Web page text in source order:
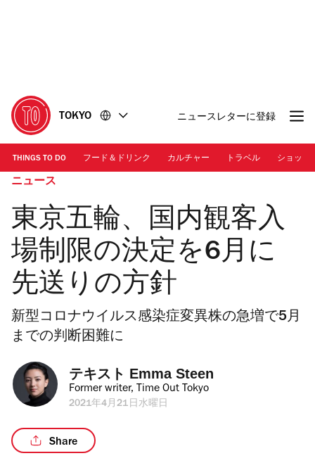
に
移
動
移
動
TOKYO ニュースレターに登録
THINGS TO DO フード＆ドリンク カルチャー トラベル ショッピ
ニュース
東京五輪、国内観客入
場制限の決定を6月に
先送りの方針
新型コロナウイルス感染症変異株の急増で5月
までの判断困難に
テキスト Emma Steen
Former writer, Time Out Tokyo
2021年4月21日水曜日
Share